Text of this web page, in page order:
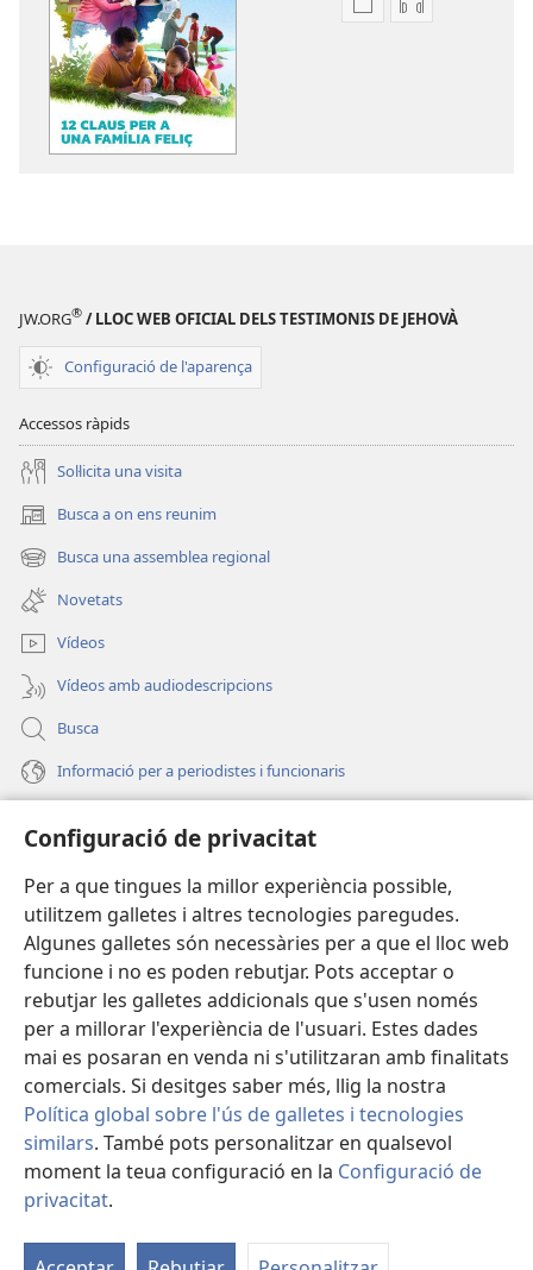
Configuració de privacitat
Per a que tingues la millor experiència possible,
utilitzem galletes i altres tecnologies paregudes.
Algunes galletes són necessàries per a que el lloc web
funcione i no es poden rebutjar. Pots acceptar o
rebutjar les galletes addicionals que s'usen només
per a millorar l'experiència de l'usuari. Estes dades
mai es posaran en venda ni s'utilitzaran amb finalitats
comercials. Si desitges saber més, llig la nostra
Política global sobre l'ús de galletes i tecnologies
similars. També pots personalitzar en qualsevol
moment la teua configuració en la Configuració de
privacitat.
Opcions
a una
Opcions
feliç
JW.ORG® / LLOC WEB OFICIAL DELS TESTIMONIS DE JEHOVÀ
Configuració de l'aparença
Accessos ràpids
Soŀlicita una visita
Busca a on ens reunim
(obri
en
una
finestra
nova)
Busca una assemblea regional
(obri
en
una
finestra
nova)
Novetats
Vídeos
Vídeos amb audiodescripcions
Busca
Informació per a periodistes i funcionaris
(obri
en
una
finestra
nova)
BIBLIOTECA EN LÍNIA Watchtower™
(obri
en
una
finestra
nova)
JW Hub
(obri
en
una
finestra
nova)
®
Copyright© 2026 Watch Tower Bible and Tract Society of Pennsylvania.
CONDICIONS D'ÚS